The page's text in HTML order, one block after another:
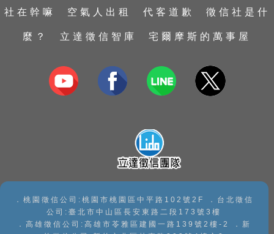
台南徵信社 南投徵信社
宜蘭徵信社
台東徵信社
家暴及兒童虐待蒐證
子女行蹤調查
手機資料救援
抓姦
感情挽回
社在幹嘛 空氣人出租 代客道歉 徵信社是什
麼？ 立達徵信智庫 宅爾摩斯的萬事屋
．桃園徵信公司:桃園市桃園區中平路102號2F ．台北徵信
公司:臺北市中山區長安東路二段173號3樓
．高雄徵信公司:高雄市苓雅區建國一路139號2樓-2 ．新